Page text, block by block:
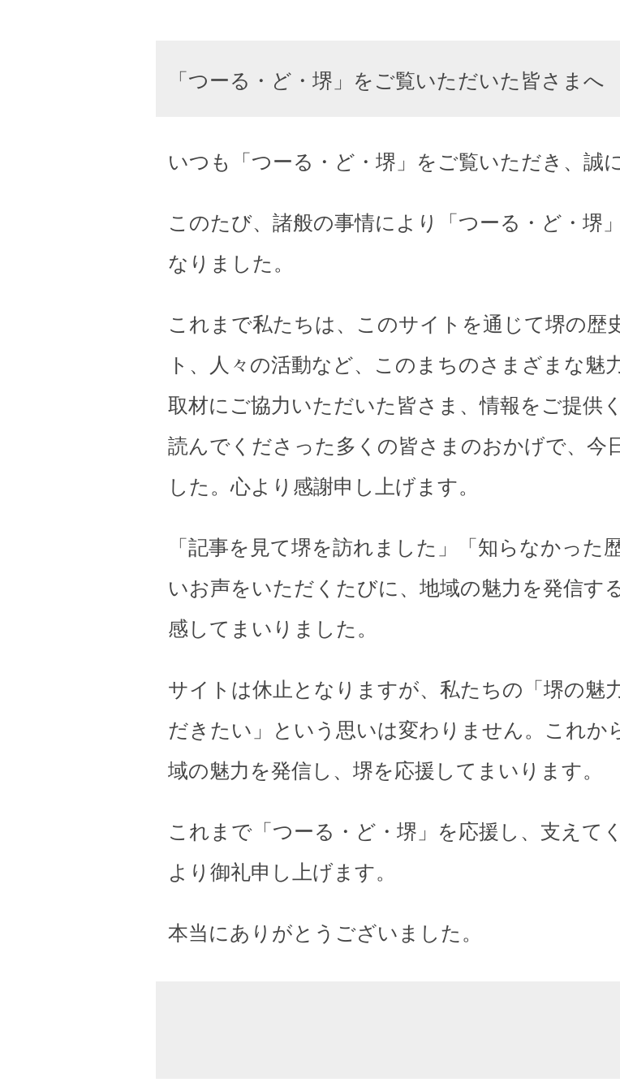
「つーる・ど・堺」をご覧いただいた皆さまへ
いつも「つーる・ど・堺」をご覧いただき、誠
このたび、諸般の事情により「つーる・ど・堺
なりました。
これまで私たちは、このサイトを通じて堺の歴
ト、人々の活動など、このまちのさまざまな魅
取材にご協力いただいた皆さま、情報をご提供
読んでくださった多くの皆さまのおかげで、今
した。心より感謝申し上げます。
「記事を見て堺を訪れました」「知らなかっ
いお声をいただくたびに、地域の魅力を発信す
感してまいりました。
サイトは休止となりますが、私たちの「堺の魅
だきたい」という思いは変わりません。これか
域の魅力を発信し、堺を応援してまいります。
これまで「つーる・ど・堺」を応援し、支えて
より御礼申し上げます。
本当にありがとうございました。